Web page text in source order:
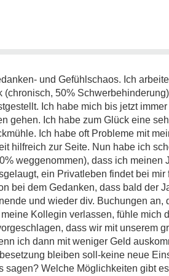
und Gefühlschaos. Ich
50%
Ich habe mich bis jetzt
gehen. Ich habe zum Glück eine
Ich habe oft Probleme mit
hilfreich zur Seite. Nun habe ich
weggenommen), dass ich meinen
ein Privatleben findet bei
bei dem Gedanken, dass bald der
und wieder div. Buchungen
Kollegin verlassen, fühle mich
dass wir mit unserem
ich dann mit weniger Geld
bleiben soll-keine neue
sagen? Welche Möglichkeiten gibt